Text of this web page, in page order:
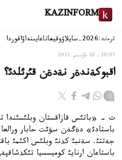
KAZINFORM
ترەند:2026-سايلاۋ وقيعاتاعايىنداۋاقوردا
10:07, 02 ماۋسىم 2011
اقبوكةندةر نةدةن قئرئلدئ؟
ت - «باتئس قازاقستان وبلئسئندا
جةتتئ. سةنبئ كذنئ وبلئس اكئمئ
باستاعان ارنايئ كوميسسيا